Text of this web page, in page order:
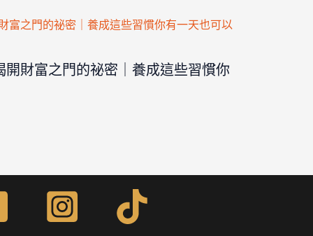
財富之門的祕密｜養成這些習慣你